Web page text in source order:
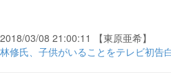
2018/03/08 21:00:11 【東原亜希】
林修氏、子供がいることをテレビ初告